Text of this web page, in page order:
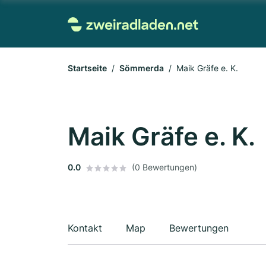
Startseite Sömmerda Maik Gräfe e. K.
Maik Gräfe e. K.
0.0 (0 Bewertungen)
Kontakt Map Bewertungen